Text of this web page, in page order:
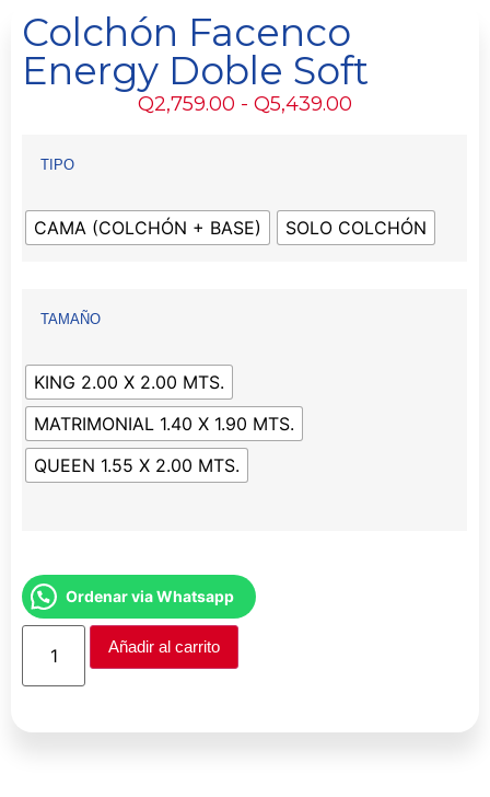
Colchón Facenco
Energy Doble Soft
Q2,759.00 - Q5,439.00
TIPO
CAMA (COLCHÓN + BASE) SOLO COLCHÓN
TAMAÑO
KING 2.00 X 2.00 MTS.
MATRIMONIAL 1.40 X 1.90 MTS.
QUEEN 1.55 X 2.00 MTS.
Ordenar via Whatsapp
Añadir al carrito